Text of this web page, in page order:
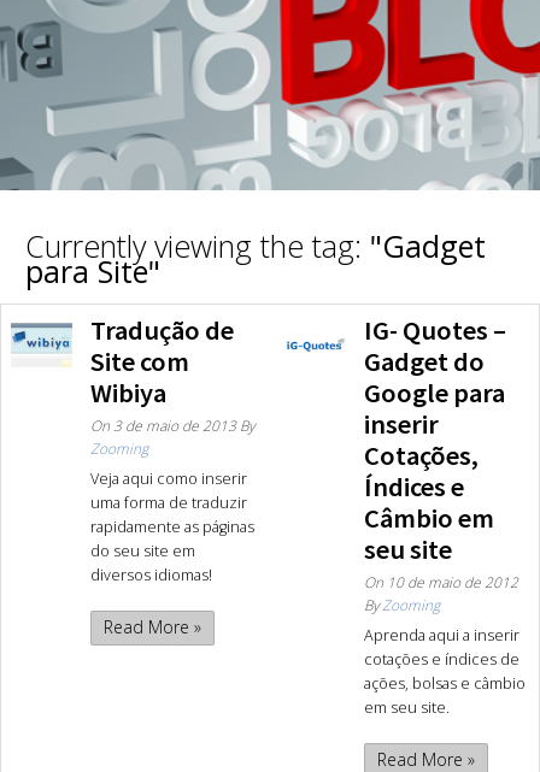
Currently viewing the tag: "Gadget
para Site"
Tradução de
Site com
Wibiya
On 3 de maio de 2013By
Zooming
Veja aqui como inserir
uma forma de traduzir
rapidamente as páginas
do seu site em
diversos idiomas!
Read More »
IG- Quotes –
Gadget do
Google para
inserir
Cotações,
Índices e
Câmbio em
seu site
On 10 de maio de 2012
ByZooming
Aprenda aqui a inserir
cotações e índices de
ações, bolsas e câmbio
em seu site.
Read More »